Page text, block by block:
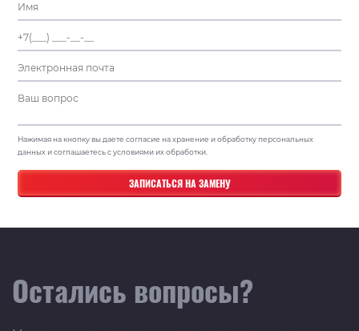
Нажимая на кнопку вы даете согласие на хранение и обработку персональных
данных и соглашаетесь с условиями их обработки.
Остались вопросы?